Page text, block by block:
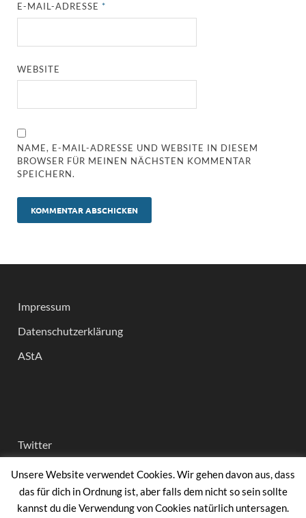
E-MAIL-ADRESSE*
WEBSITE
NAME, E-MAIL-ADRESSE UND WEBSITE IN DIESEM
BROWSER FÜR MEINEN NÄCHSTEN KOMMENTAR
SPEICHERN.
Impressum
Datenschutzerklärung
AStA
Twitter
Instagram
facebook
Unsere Website verwendet Cookies. Wir gehen davon aus, dass
das für dich in Ordnung ist, aber falls dem nicht so sein sollte
kannst du die Verwendung von Cookies natürlich untersagen.